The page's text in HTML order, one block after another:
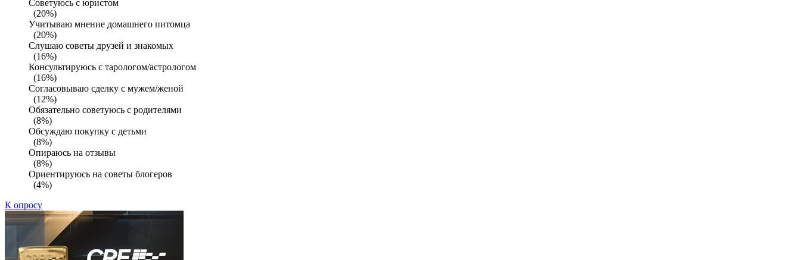
Советуюсь с юристом
(20%)
Учитываю мнение домашнего питомца
(20%)
Слушаю советы друзей и знакомых
(16%)
Консультируюсь с тарологом/астрологом
(16%)
Согласовываю сделку с мужем/женой
(12%)
Обязательно советуюсь с родителями
(8%)
Обсуждаю покупку с детьми
(8%)
Опираюсь на отзывы
(8%)
Ориентируюсь на советы блогеров
(4%)
К опросу